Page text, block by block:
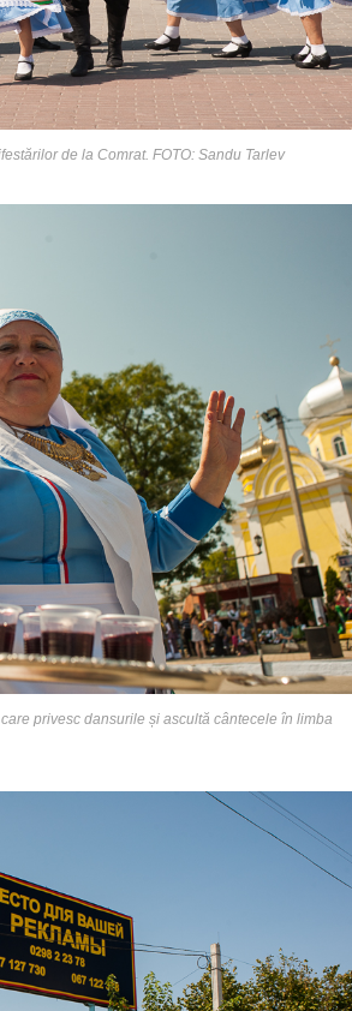
de la Comrat. FOTO: Sandu Tarlev
privesc dansurile și ascultă cântecele în limba